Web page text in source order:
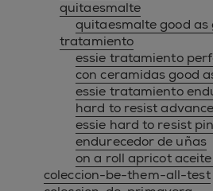
quitaesmalte
quitaesmalte good as
tratamiento
essie tratamiento
con ceramidas good
essie tratamiento
hard to resist
essie hard to resist
endurecedor de uñas
on a roll apricot
coleccion-be-them-all-test